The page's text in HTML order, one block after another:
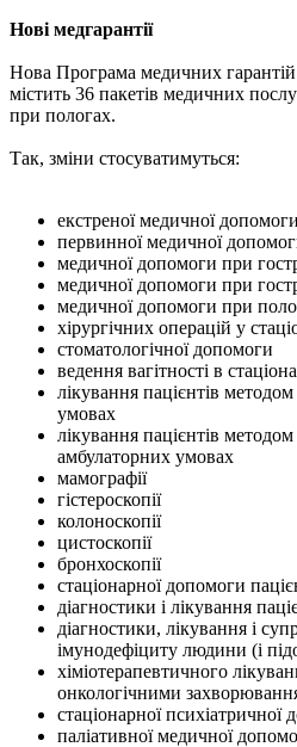
Нові медгарантії
Нова Програма медичних гарантій
містить 36 пакетів медичних
при пологах.
Так, зміни стосуватимуться:
екстреної медичної
первинної медичної
медичної допомоги при
медичної допомоги при
медичної допомоги при
хірургічних операцій у
стоматологічної допомоги
ведення вагітності в
лікування пацієнтів
умовах
лікування пацієнтів
амбулаторних умовах
мамографії
гістероскопії
колоноскопії
цистоскопії
бронхоскопії
стаціонарної допомоги
діагностики і лікування
діагностики, лікування і
імунодефіциту людини (і
хіміотерапевтичного
онкологічними
стаціонарної психіатричної
паліативної медичної